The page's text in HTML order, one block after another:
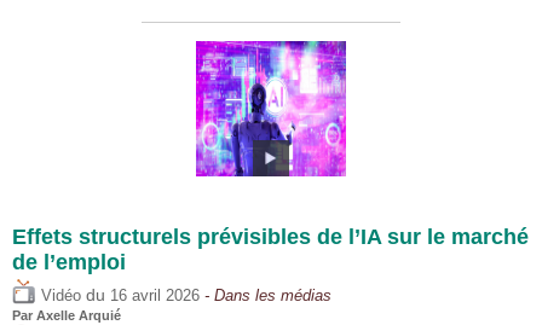
Effets structurels prévisibles de l’IA sur le marché
de l’emploi
Vidéo du 16 avril 2026 - Dans les médias
Par Axelle Arquié